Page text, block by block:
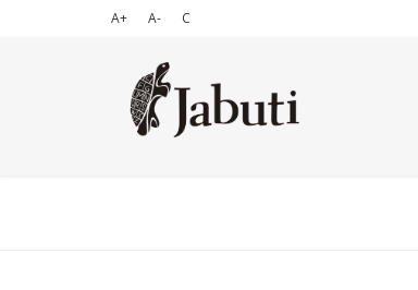
A+ A- C